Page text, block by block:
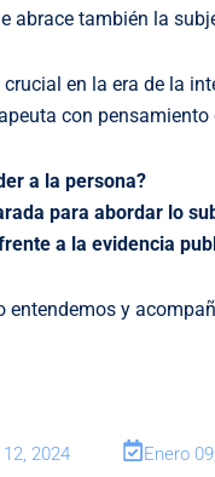
abrace también la
en la era de la
con
a la persona?
para abordar lo
a la evidencia
entendemos y
2024 Enero